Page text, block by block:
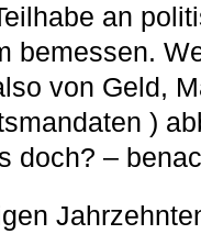
an
bemessen.
von Geld,
)
doch? –